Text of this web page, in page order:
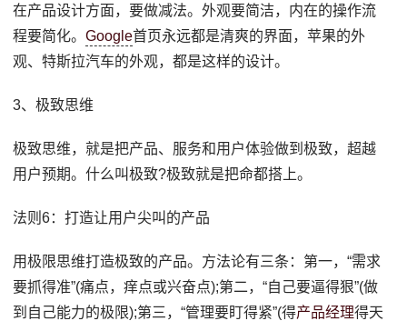
在产品设计方面，要做减法。外观要简洁，内在的操作流
程要简化。Google首页永远都是清爽的界面，苹果的外
观、特斯拉汽车的外观，都是这样的设计。
3、极致思维
极致思维，就是把产品、服务和用户体验做到极致，超越
用户预期。什么叫极致?极致就是把命都搭上。
法则6：打造让用户尖叫的产品
用极限思维打造极致的产品。方法论有三条：第一，“需求
要抓得准”(痛点，痒点或兴奋点);第二，“自己要逼得狠”(做
到自己能力的极限);第三，“管理要盯得紧”(得产品经理得天